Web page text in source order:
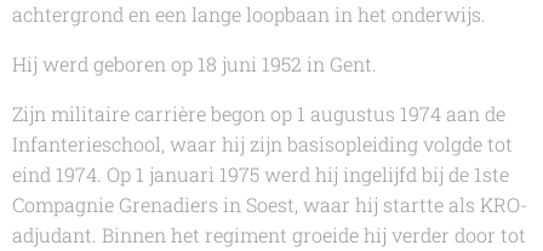
achtergrond en een lange loopbaan in het onderwijs.
Hij werd geboren op 18 juni 1952 in Gent.
Zijn militaire carrière begon op 1 augustus 1974 aan de
Infanterieschool, waar hij zijn basisopleiding volgde tot
eind 1974. Op 1 januari 1975 werd hij ingelijfd bij de 1ste
Compagnie Grenadiers in Soest, waar hij startte als KRO-
adjudant. Binnen het regiment groeide hij verder door tot